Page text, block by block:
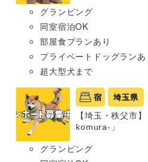
グランピング
同室宿泊OK
部屋食プランあり
プライベートドッグランあ
超大型犬まで
宿 埼玉県
【埼玉・秩父市
komura-」
グランピング